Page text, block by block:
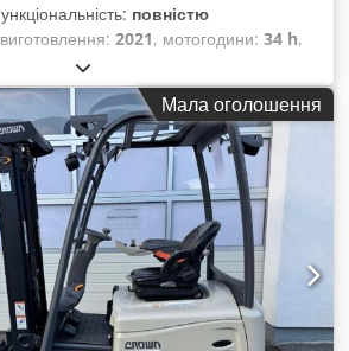
повністю
2021, мотогодини: 34 h,
, тип пального:
, Низькопідйомний електровізок Центр
Як новий Credpfxszrck Ts Apbjf
добрий Напруга акумулятора: 24V
150Ah Тип акумулятора: Літій-іонний
2021 Стан акумулятора: 80 - 100%
Мала оголошення